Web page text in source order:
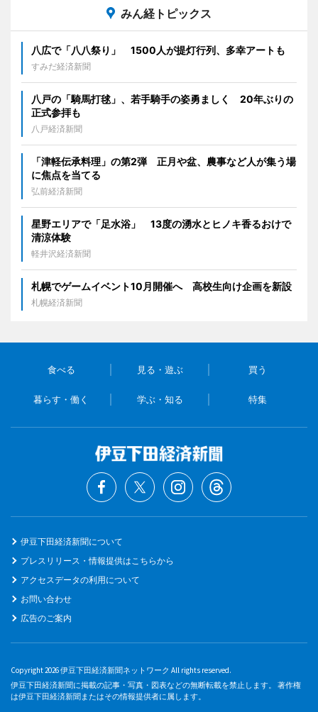
みん経トピックス
八広で「八八祭り」 1500人が提灯行列、多幸アートも
すみだ経済新聞
八戸の「騎馬打毬」、若手騎手の姿勇ましく 20年ぶりの
正式参拝も
八戸経済新聞
「津軽伝承料理」の第2弾 正月や盆、農事など人が集う場
に焦点を当てる
弘前経済新聞
星野エリアで「足水浴」 13度の湧水とヒノキ香るおけで
清涼体験
軽井沢経済新聞
札幌でゲームイベント10月開催へ 高校生向け企画を新設
札幌経済新聞
食べる 見る・遊ぶ 買う
暮らす・働く 学ぶ・知る 特集
伊豆下田経済新聞について
プレスリリース・情報提供はこちらから
アクセスデータの利用について
お問い合わせ
広告のご案内
Copyright 2026 伊豆下田経済新聞ネットワーク All rights reserved.
伊豆下田経済新聞に掲載の記事・写真・図表などの無断転載を禁止します。 著作権
は伊豆下田経済新聞またはその情報提供者に属します。